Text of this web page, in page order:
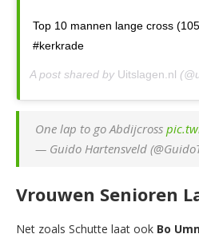
Top 10 mannen lange cross
#kerkrade
A post shared by Uitslagen.nl
One lap to go Abdijcross
— Guido Hartensveld
Vrouwen Senioren
Net zoals Schutte laat ook Bo